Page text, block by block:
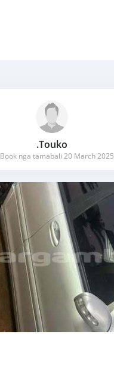
.Touko
Book nga tamabali 20 March 2025